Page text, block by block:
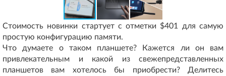
Стоимость новинки стартует с отметки $401 для самую
простую конфигурацию памяти.
Что думаете о таком планшете? Кажется ли он вам
привлекательным и какой из свежепредставленных
планшетов вам хотелось бы приобрести? Делитесь